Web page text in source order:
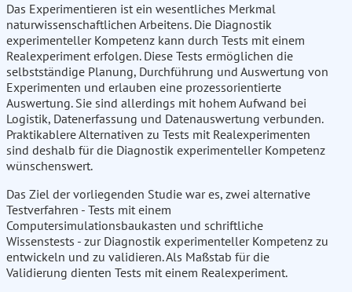
Das Experimentieren ist ein wesentliches Merkmal
naturwissenschaftlichen Arbeitens. Die Diagnostik
experimenteller Kompetenz kann durch Tests mit einem
Realexperiment erfolgen. Diese Tests ermöglichen die
selbstständige Planung, Durchführung und Auswertung von
Experimenten und erlauben eine prozessorientierte
Auswertung. Sie sind allerdings mit hohem Aufwand bei
Logistik, Datenerfassung und Datenauswertung verbunden.
Praktikablere Alternativen zu Tests mit Realexperimenten
sind deshalb für die Diagnostik experimenteller Kompetenz
wünschenswert.
Das Ziel der vorliegenden Studie war es, zwei alternative
Testverfahren - Tests mit einem
Computersimulationsbaukasten und schriftliche
Wissenstests - zur Diagnostik experimenteller Kompetenz zu
entwickeln und zu validieren. Als Maßstab für die
Validierung dienten Tests mit einem Realexperiment.